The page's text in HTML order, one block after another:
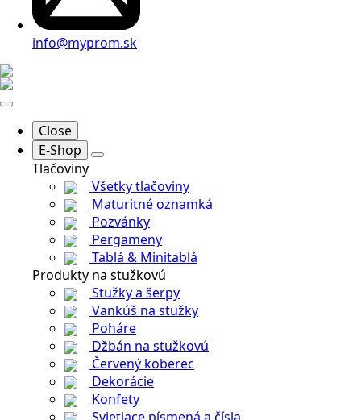
info@myprom.sk
Close
E-Shop
Tlačoviny
Všetky tlačoviny
Maturitné oznamká
Pozvánky
Pergameny
Tablá & Minitablá
Produkty na stužkovú
Stužky a šerpy
Vankúš na stužky
Poháre
Džbán na stužkovú
Červený koberec
Dekorácie
Konfety